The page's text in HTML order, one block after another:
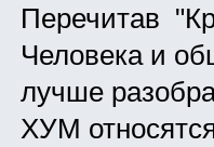
Перечитав
Человека и
лучше
ХУМ